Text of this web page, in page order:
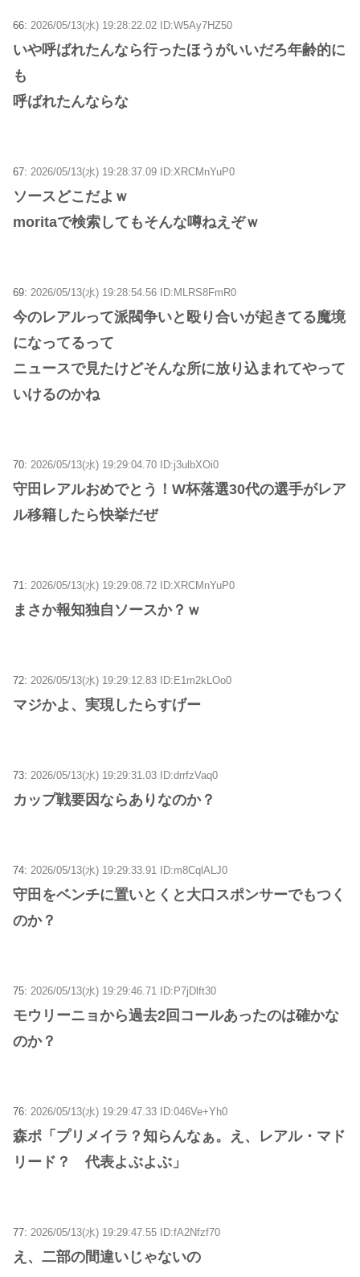
66: 2026/05/13(水) 19:28:22.02 ID:W5Ay7HZ50
いや呼ばれたんなら行ったほうがいいだろ年齢的に
も
呼ばれたんならな
67: 2026/05/13(水) 19:28:37.09 ID:XRCMnYuP0
ソースどこだよｗ
moritaで検索してもそんな噂ねえぞｗ
69: 2026/05/13(水) 19:28:54.56 ID:MLRS8FmR0
今のレアルって派閥争いと殴り合いが起きてる魔境
になってるって
ニュースで見たけどそんな所に放り込まれてやって
いけるのかね
70: 2026/05/13(水) 19:29:04.70 ID:j3ulbXOi0
守田レアルおめでとう！W杯落選30代の選手がレア
ル移籍したら快挙だぜ
71: 2026/05/13(水) 19:29:08.72 ID:XRCMnYuP0
まさか報知独自ソースか？ｗ
72: 2026/05/13(水) 19:29:12.83 ID:E1m2kLOo0
マジかよ、実現したらすげー
73: 2026/05/13(水) 19:29:31.03 ID:drrfzVaq0
カップ戦要因ならありなのか？
74: 2026/05/13(水) 19:29:33.91 ID:m8CqlALJ0
守田をベンチに置いとくと大口スポンサーでもつく
のか？
75: 2026/05/13(水) 19:29:46.71 ID:P7jDlft30
モウリーニョから過去2回コールあったのは確かな
のか？
76: 2026/05/13(水) 19:29:47.33 ID:046Ve+Yh0
森ポ「プリメイラ？知らんなぁ。え、レアル・マド
リード？ 代表よぶよぶ」
77: 2026/05/13(水) 19:29:47.55 ID:fA2Nfzf70
え、二部の間違いじゃないの